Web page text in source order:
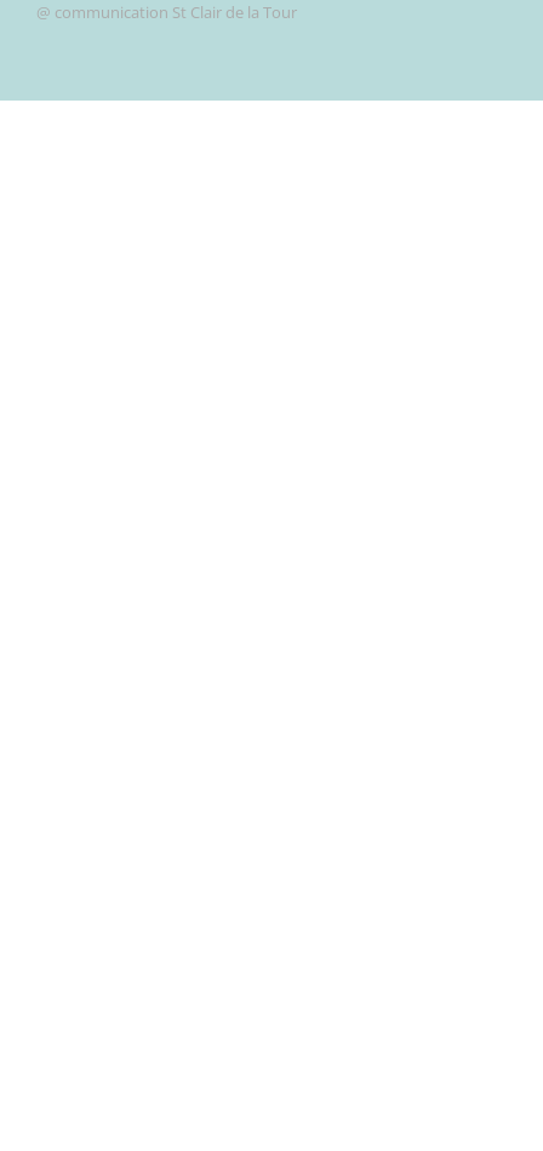
@ communication St Clair de la Tour